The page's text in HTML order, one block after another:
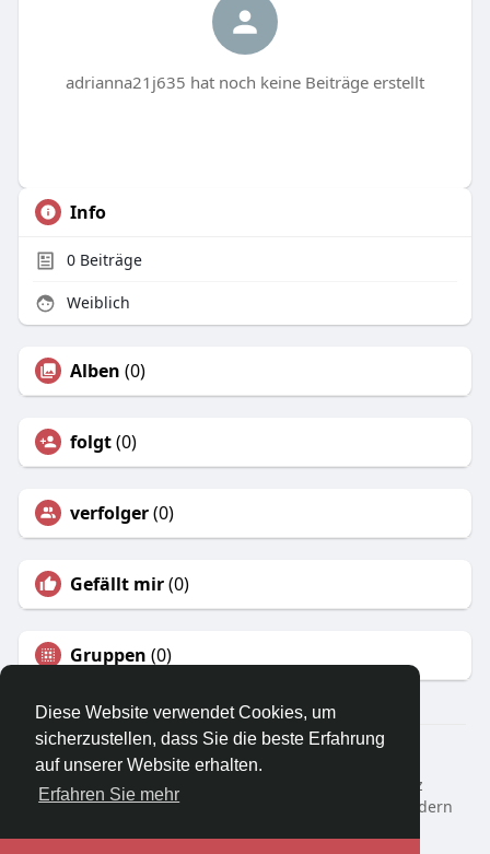
Diese Website verwendet Cookies, um
sicherzustellen, dass Sie die beste Erfahrung
auf unserer Website erhalten.
Erfahren Sie mehr
adrianna21j635 hat noch keine Beiträge erstellt
Info
0Beiträge
Weiblich
Alben (0)
folgt(0)
verfolger(0)
Gefällt mir(0)
Gruppen (0)
Start
Über Uns
Datenschutz
Nutzungsbedingungen
Eine Rückerstattung anfordern